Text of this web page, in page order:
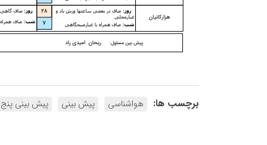
برچسب ها: هواشناسی پیش بینی پیش بینی